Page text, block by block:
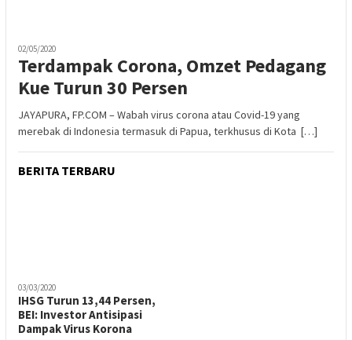
02/05/2020
Terdampak Corona, Omzet Pedagang
Kue Turun 30 Persen
JAYAPURA, FP.COM – Wabah virus corona atau Covid-19 yang
merebak di Indonesia termasuk di Papua, terkhusus di Kota […]
BERITA TERBARU
03/03/2020
IHSG Turun 13,44 Persen,
BEI: Investor Antisipasi
Dampak Virus Korona